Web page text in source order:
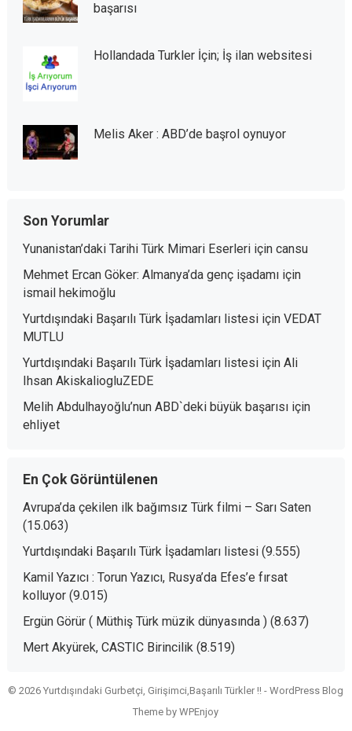
başarısı
Hollandada Turkler İçin; İş ilan websitesi
Melis Aker : ABD’de başrol oynuyor
Son Yorumlar
Yunanistan’daki Tarihi Türk Mimari Eserleriiçin cansu
Mehmet Ercan Göker: Almanya’da genç işadamıiçin
ismail hekimoğlu
Yurtdışındaki Başarılı Türk İşadamları listesiiçin VEDAT
MUTLU
Yurtdışındaki Başarılı Türk İşadamları listesiiçin Ali
Ihsan AkiskaliogluZEDE
Melih Abdulhayoğlu’nun ABD`deki büyük başarısıiçin
ehliyet
En Çok Görüntülenen
Avrupa’da çekilen ilk bağımsız Türk filmi – Sarı Saten
(15.063)
Yurtdışındaki Başarılı Türk İşadamları listesi (9.555)
Kamil Yazıcı : Torun Yazıcı, Rusya’da Efes’e fırsat
kolluyor (9.015)
Ergün Görür ( Müthiş Türk müzik dünyasında ) (8.637)
Mert Akyürek, CASTIC Birincilik (8.519)
© 2026 Yurtdışındaki Gurbetçi, Girişimci,Başarılı Türkler !! -WordPress Blog
Theme byWPEnjoy